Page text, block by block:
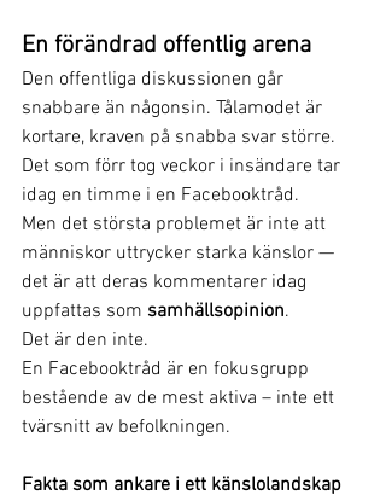
En förändrad offentlig arena
Den offentliga diskussionen går
snabbare än någonsin. Tålamodet är
kortare, kraven på snabba svar större.
Det som förr tog veckor i insändare tar
idag en timme i en Facebooktråd.
Men det största problemet är inte att
människor uttrycker starka känslor —
det är att deras kommentarer idag
uppfattas som samhällsopinion.
Det är den inte.
En Facebooktråd är en fokusgrupp
bestående av de mest aktiva – inte ett
tvärsnitt av befolkningen.
Fakta som ankare i ett känslolandskap